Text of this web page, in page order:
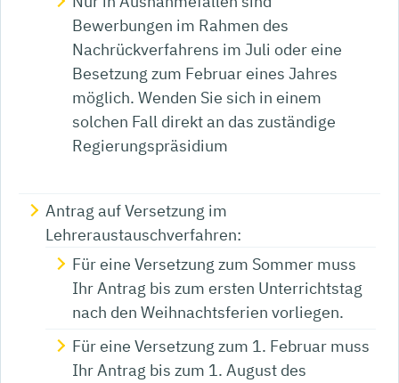
Bewerbungen im Rahmen des
Nachrückverfahrens im Juli oder eine
Besetzung zum Februar eines Jahres
möglich. Wenden Sie sich in einem
solchen Fall direkt an das zuständige
Regierungspräsidium
Antrag auf Versetzung im
Lehreraustauschverfahren:
Für eine Versetzung zum Sommer muss
Ihr Antrag bis zum ersten Unterrichtstag
nach den Weihnachtsferien vorliegen.
Für eine Versetzung zum 1. Februar muss
Ihr Antrag bis zum 1. August des